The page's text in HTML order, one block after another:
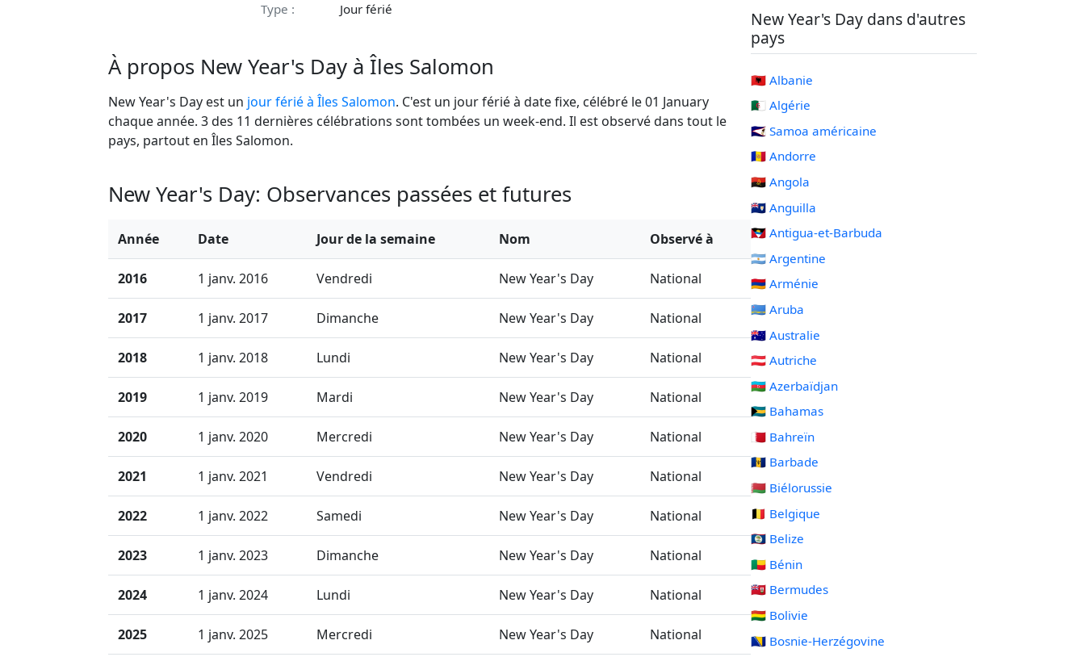
Type : Jour férié
À propos New Year's Day à Îles Salomon
New Year's Day est un jour férié à Îles Salomon. C'est un jour férié à date fixe, célébré le 01 January
chaque année. 3 des 11 dernières célébrations sont tombées un week-end. Il est observé dans tout le
pays, partout en Îles Salomon.
New Year's Day: Observances passées et futures
Année Date Jour de la semaine Nom Observé à
2016 1 janv. 2016 Vendredi New Year's Day National
2017 1 janv. 2017 Dimanche New Year's Day National
2018 1 janv. 2018 Lundi New Year's Day National
2019 1 janv. 2019 Mardi New Year's Day National
2020 1 janv. 2020 Mercredi New Year's Day National
2021 1 janv. 2021 Vendredi New Year's Day National
2022 1 janv. 2022 Samedi New Year's Day National
2023 1 janv. 2023 Dimanche New Year's Day National
2024 1 janv. 2024 Lundi New Year's Day National
2025 1 janv. 2025 Mercredi New Year's Day National
New Year's Day dans d'autres
pays
🇦🇱 Albanie
🇩🇿 Algérie
🇦🇸 Samoa américaine
🇦🇩 Andorre
🇦🇴 Angola
🇦🇮 Anguilla
🇦🇬 Antigua-et-Barbuda
🇦🇷 Argentine
🇦🇲 Arménie
🇦🇼 Aruba
🇦🇺 Australie
🇦🇹 Autriche
🇦🇿 Azerbaïdjan
🇧🇸 Bahamas
🇧🇭 Bahreïn
🇧🇧 Barbade
🇧🇾 Biélorussie
🇧🇪 Belgique
🇧🇿 Belize
🇧🇯 Bénin
🇧🇲 Bermudes
🇧🇴 Bolivie
🇧🇦 Bosnie-Herzégovine